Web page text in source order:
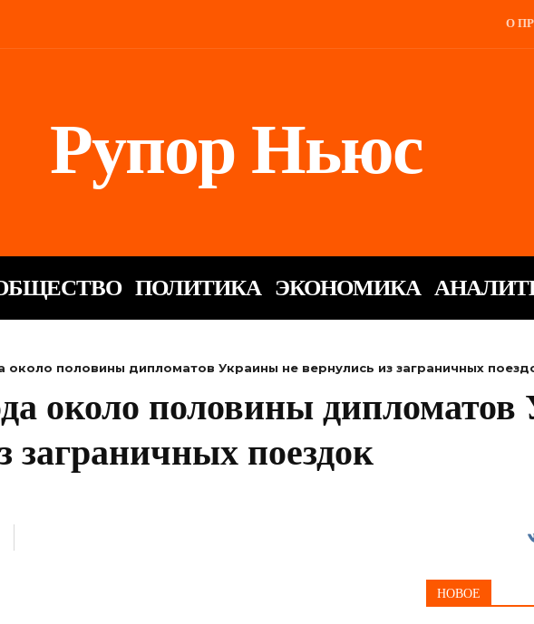
О
Рупор Ньюс
ПОЛИТИКА ЭКОНОМИКА
около половины дипломатов Украины не вернулись из заграничных
около половины
заграничных поездок
НОВОЕ